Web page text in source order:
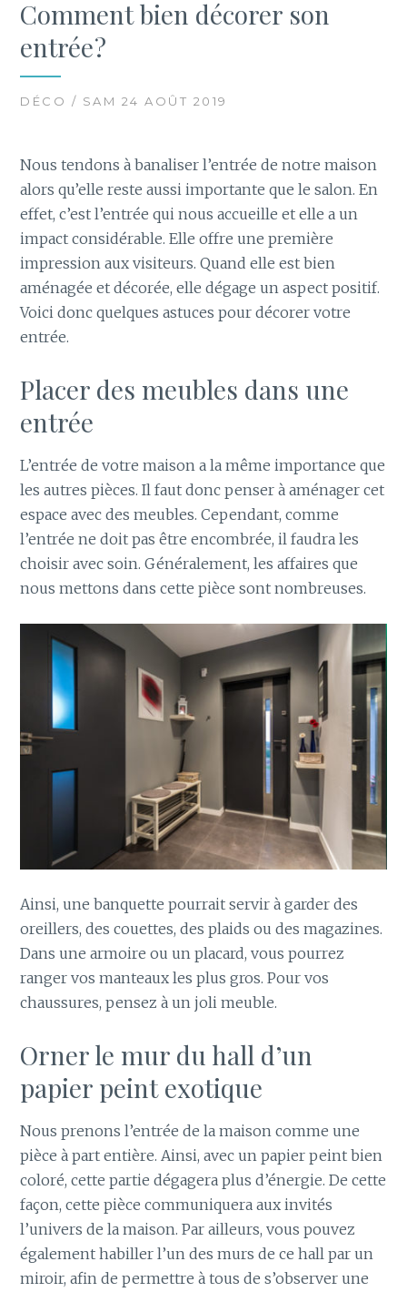
Comment bien décorer son
entrée ?
DÉCO / SAM 24 AOÛT 2019
Nous tendons à banaliser l’entrée de notre maison
alors qu’elle reste aussi importante que le salon. En
effet, c’est l’entrée qui nous accueille et elle a un
impact considérable. Elle offre une première
impression aux visiteurs. Quand elle est bien
aménagée et décorée, elle dégage un aspect positif.
Voici donc quelques astuces pour décorer votre
entrée.
Placer des meubles dans une
entrée
L’entrée de votre maison a la même importance que
les autres pièces. Il faut donc penser à aménager cet
espace avec des meubles. Cependant, comme
l’entrée ne doit pas être encombrée, il faudra les
choisir avec soin. Généralement, les affaires que
nous mettons dans cette pièce sont nombreuses.
Ainsi, une banquette pourrait servir à garder des
oreillers, des couettes, des plaids ou des magazines.
Dans une armoire ou un placard, vous pourrez
ranger vos manteaux les plus gros. Pour vos
chaussures, pensez à un joli meuble.
Orner le mur du hall d’un
papier peint exotique
Nous prenons l’entrée de la maison comme une
pièce à part entière. Ainsi, avec un papier peint bien
coloré, cette partie dégagera plus d’énergie. De cette
façon, cette pièce communiquera aux invités
l’univers de la maison. Par ailleurs, vous pouvez
également habiller l’un des murs de ce hall par un
miroir, afin de permettre à tous de s’observer une